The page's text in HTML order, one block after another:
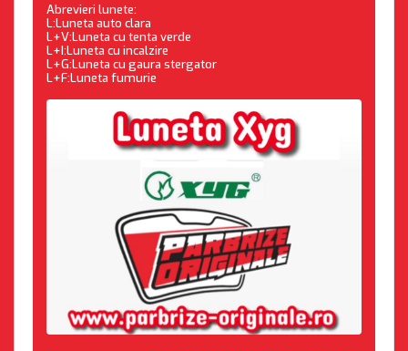
Abrevieri lunete:
L:Luneta auto clara
L+V:Luneta cu tenta verde
L+I:Luneta cu incalzire
L+G:Luneta cu gaura stergator
L+F:Luneta fumurie